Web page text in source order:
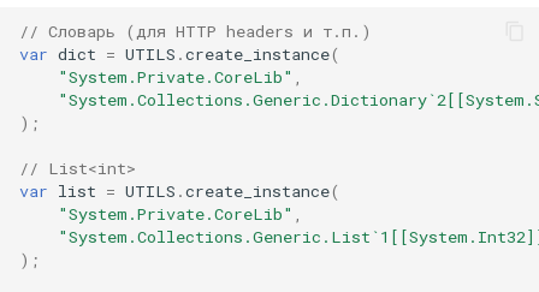
// Словарь (для HTTP headers и т.п.)
var dict = UTILS .create_instance(
"System.Private.CoreLib"
);
// List<int>
var list = UTILS .create_instance(
"System.Private.CoreLib"
);